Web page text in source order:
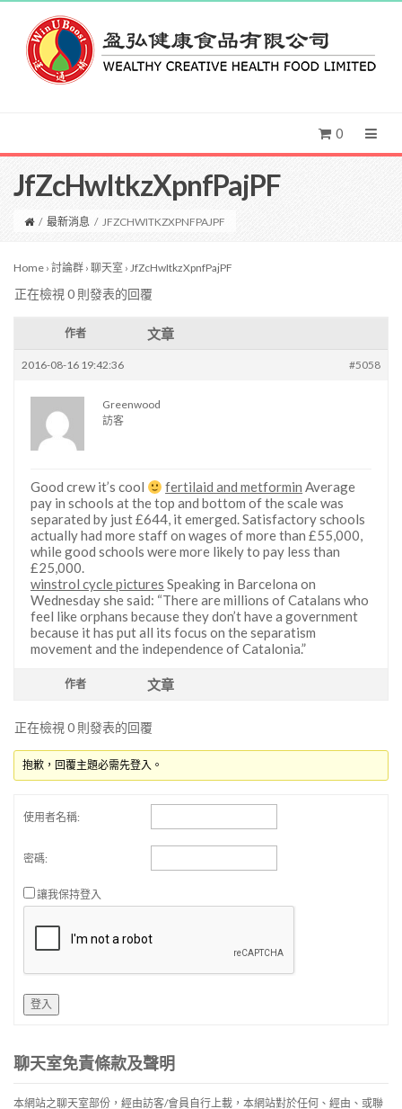
0
JfZcHwItkzXpnfPajPF
/ 最新消息 / JFZCHWITKZXPNFPAJPF
Home › 討論群 › 聊天室 › JfZcHwItkzXpnfPajPF
正在檢視 0 則發表的回覆
作者 文章
2016-08-16 19:42:36 #5058
Greenwood
訪客
Good crew it’s cool fertilaid and metformin Average
pay in schools at the top and bottom of the scale was
separated by just £644, it emerged. Satisfactory schools
actually had more staff on wages of more than £55,000,
while good schools were more likely to pay less than
£25,000.
winstrol cycle pictures Speaking in Barcelona on
Wednesday she said: “There are millions of Catalans who
feel like orphans because they don’t have a government
because it has put all its focus on the separatism
movement and the independence of Catalonia.”
作者 文章
正在檢視 0 則發表的回覆
抱歉，回覆主題必需先登入。
使用者名稱:
密碼:
讓我保持登入
登入
聊天室免責條款及聲明
本網站之聊天室部份，經由訪客/會員自行上載，本網站對於任何、經由、或聯